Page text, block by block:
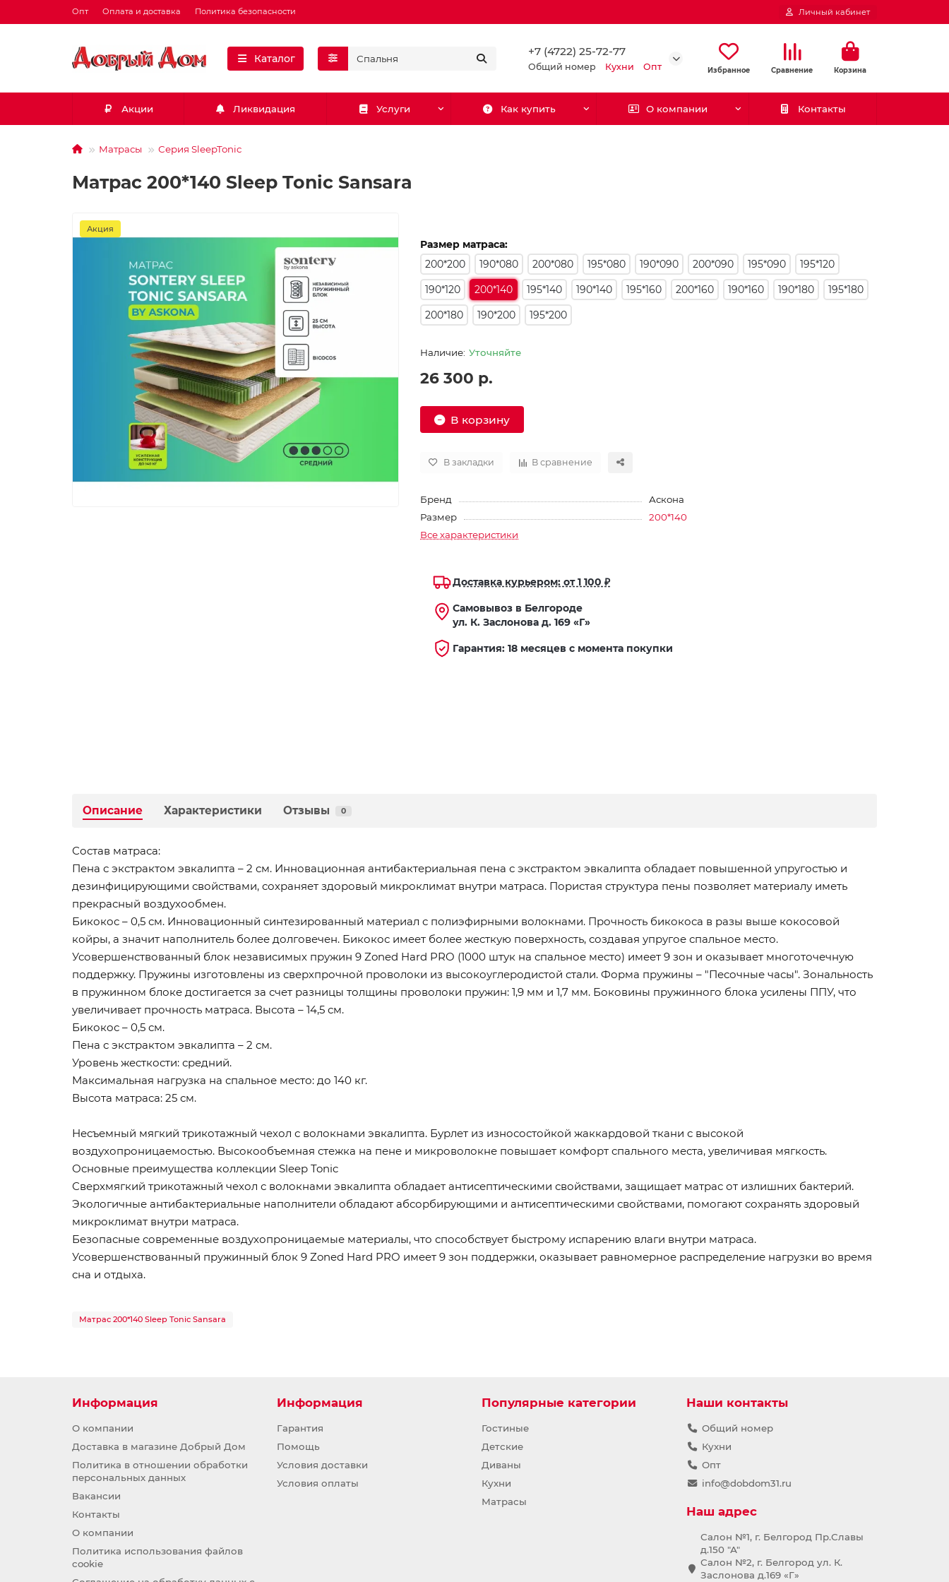
Опт Оплата и доставка Политика безопасности Личный кабинет
Каталог
+7 (4722) 25-72-77
Общий номер Кухни Опт Избранное Сравнение Корзина
Акции Ликвидация Услуги Как купить О компании Контакты
Матрасы Серия SleepTonic
Матрас 200*140 Sleep Tonic Sansara
Акция
Размер матраса:
200*200
190*080 200*080 195*080 190*090 200*090 195*090
195*120
190*120
200*140 195*140 190*140 195*160 200*160 190*160 190*180
195*180
200*180
190*200 195*200
Уточняйте
26 300 р.
В корзину
В закладки В сравнение
Бренд
Аскона
Размер
200*140
Все характеристики
Доставка курьером: от 1 100 ₽
Самовывоз в Белгороде
ул. К. Заслонова д. 169 «Г»
Гарантия: 18 месяцев с момента покупки
Описание Характеристики Отзывы 0
Состав матраса:
Пена с экстрактом эвкалипта – 2 см. Инновационная антибактериальная пена с экстрактом эвкалипта обладает повышенной упругостью и
дезинфицирующими свойствами, сохраняет здоровый микроклимат внутри матраса. Пористая структура пены позволяет материалу иметь
прекрасный воздухообмен.
Бикокос – 0,5 см. Инновационный синтезированный материал с полиэфирными волокнами. Прочность бикокоса в разы выше кокосовой
койры, а значит наполнитель более долговечен. Бикокос имеет более жесткую поверхность, создавая упругое спальное место.
Усовершенствованный блок независимых пружин 9 Zoned Hard PRO (1000 штук на спальное место) имеет 9 зон и оказывает многоточечную
поддержку. Пружины изготовлены из сверхпрочной проволоки из высокоуглеродистой стали. Форма пружины – "Песочные часы". Зональность
в пружинном блоке достигается за счет разницы толщины проволоки пружин: 1,9 мм и 1,7 мм. Боковины пружинного блока усилены ППУ, что
увеличивает прочность матраса. Высота – 14,5 см.
Бикокос – 0,5 см.
Пена с экстрактом эвкалипта – 2 см.
Уровень жесткости: средний.
Максимальная нагрузка на спальное место: до 140 кг.
Высота матраса: 25 см.
Несъемный мягкий трикотажный чехол с волокнами эвкалипта. Бурлет из износостойкой жаккардовой ткани с высокой
воздухопроницаемостью. Высокообъемная стежка на пене и микроволокне повышает комфорт спального места, увеличивая мягкость.
Основные преимущества коллекции Sleep Tonic
Сверхмягкий трикотажный чехол с волокнами эвкалипта обладает антисептическими свойствами, защищает матрас от излишних бактерий.
Экологичные антибактериальные наполнители обладают абсорбирующими и антисептическими свойствами, помогают сохранять здоровый
микроклимат внутри матраса.
Безопасные современные воздухопроницаемые материалы, что способствует быстрому испарению влаги внутри матраса.
Усовершенствованный пружинный блок 9 Zoned Hard PRO имеет 9 зон поддержки, оказывает равномерное распределение нагрузки во время
сна и отдыха.
Матрас 200*140 Sleep Tonic Sansara
Информация
О компании
Доставка в магазине Добрый Дом
Политика в отношении обработки
персональных данных
Вакансии
Контакты
О компании
Политика использования файлов
cookie
Информация
Гарантия
Помощь
Условия доставки
Условия оплаты
Популярные категории
Гостиные
Детские
Диваны
Кухни
Матрасы
Наши контакты
Общий номер
Кухни
Опт
info@dobdom31.ru
Наш адрес
Салон №1, г. Белгород Пр.Славы
д.150 "А"
Салон №2, г. Белгород ул. К.
Заслонова д.169 «Г»